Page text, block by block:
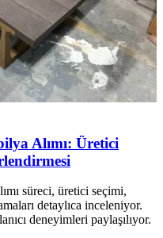
Alımı: Üretici
süreci, üretici seçimi,
detaylıca inceleniyor.
deneyimleri paylaşılıyor.